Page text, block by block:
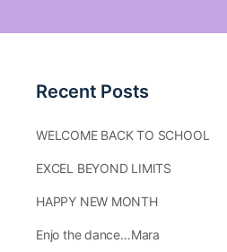
Recent Posts
WELCOME BACK TO SCHOOL
EXCEL BEYOND LIMITS
HAPPY NEW MONTH
Enjo the dance…Mara